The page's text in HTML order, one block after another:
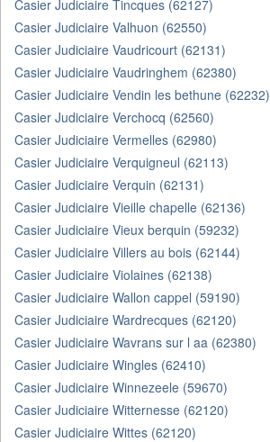
Casier Judiciaire Tincques (62127)
Casier Judiciaire Valhuon (62550)
Casier Judiciaire Vaudricourt (62131)
Casier Judiciaire Vaudringhem (62380)
Casier Judiciaire Vendin les bethune (62232)
Casier Judiciaire Verchocq (62560)
Casier Judiciaire Vermelles (62980)
Casier Judiciaire Verquigneul (62113)
Casier Judiciaire Verquin (62131)
Casier Judiciaire Vieille chapelle (62136)
Casier Judiciaire Vieux berquin (59232)
Casier Judiciaire Villers au bois (62144)
Casier Judiciaire Violaines (62138)
Casier Judiciaire Wallon cappel (59190)
Casier Judiciaire Wardrecques (62120)
Casier Judiciaire Wavrans sur l aa (62380)
Casier Judiciaire Wingles (62410)
Casier Judiciaire Winnezeele (59670)
Casier Judiciaire Witternesse (62120)
Casier Judiciaire Wittes (62120)